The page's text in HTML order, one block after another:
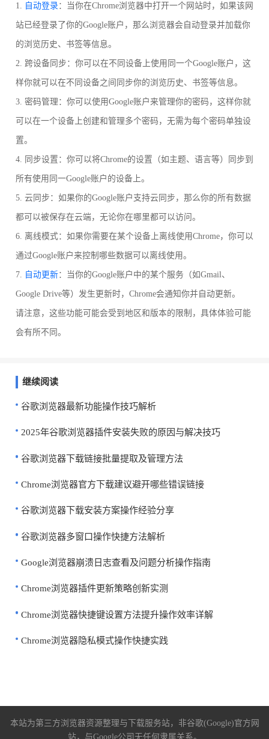
1. 自动登录 ：当你在Chrome浏览器中打开一个网站时，如果该网
站已经登录了你的Google账户，那么浏览器会自动登录并加载你
的浏览历史、书签等信息。
2. 跨设备同步：你可以在不同设备上使用同一个Google账户，这
样你就可以在不同设备之间同步你的浏览历史、书签等信息。
3. 密码管理：你可以使用Google账户来管理你的密码，这样你就
可以在一个设备上创建和管理多个密码，无需为每个密码单独设
置。
4. 同步设置：你可以将Chrome的设置（如主题、语言等）同步到
所有使用同一Google账户的设备上。
5. 云同步：如果你的Google账户支持云同步，那么你的所有数据
都可以被保存在云端，无论你在哪里都可以访问。
6. 离线模式：如果你需要在某个设备上离线使用Chrome，你可以
通过Google账户来控制哪些数据可以离线使用。
7. 自动更新：当你的Google账户中的某个服务（如Gmail、
Google Drive等）发生更新时，Chrome会通知你并自动更新。
请注意，这些功能可能会受到地区和版本的限制，具体体验可能
会有所不同。
继续阅读
谷歌浏览器最新功能操作技巧解析
2025年谷歌浏览器插件安装失败的原因与解决技巧
谷歌浏览器下载链接批量提取及管理方法
Chrome浏览器官方下载建议避开哪些错误链接
谷歌浏览器下载安装方案操作经验分享
谷歌浏览器多窗口操作快捷方法解析
Google浏览器崩溃日志查看及问题分析操作指南
Chrome浏览器插件更新策略创新实测
Chrome浏览器快捷键设置方法提升操作效率详解
Chrome浏览器隐私模式操作快捷实践
本站为第三方浏览器资源整理与下载服务站，非谷歌(Google)官方网
站，与Google公司无任何隶属关系。